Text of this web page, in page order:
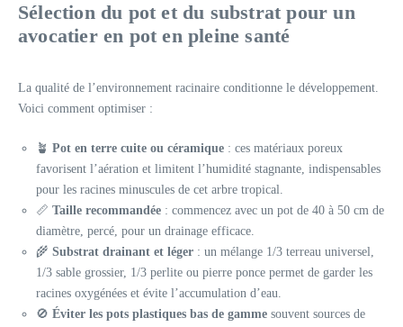
Sélection du pot et du substrat pour un
avocatier en pot en pleine santé
La qualité de l’environnement racinaire conditionne le développement.
Voici comment optimiser :
🪴 Pot en terre cuite ou céramique : ces matériaux poreux
favorisent l’aération et limitent l’humidité stagnante, indispensables
pour les racines minuscules de cet arbre tropical.
📏 Taille recommandée : commencez avec un pot de 40 à 50 cm de
diamètre, percé, pour un drainage efficace.
🌾 Substrat drainant et léger : un mélange 1/3 terreau universel,
1/3 sable grossier, 1/3 perlite ou pierre ponce permet de garder les
racines oxygénées et évite l’accumulation d’eau.
🚫 Éviter les pots plastiques bas de gamme souvent sources de